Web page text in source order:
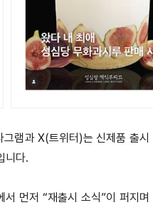
램과 X(트위터)는 신제품 출
니다.
먼저 “재출시 소식”이 퍼지